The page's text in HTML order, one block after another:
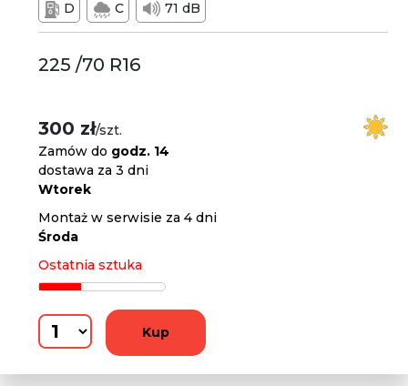
D C 71 dB
225 /70 R16
300 zł/szt.
Zamów do godz. 14
dostawa za 3 dni
Wtorek
Montaż w serwisie za 4 dni
Środa
Ostatnia sztuka
Kup